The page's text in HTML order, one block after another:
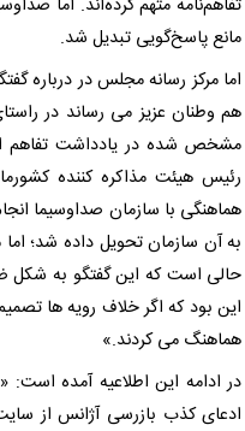
تفاهم‌نامه متهم کرده‌اند. اما
مانع پاسخ‌گویی تبدیل شد.
اما مرکز رسانه مجلس در درباره
هم وطنان عزیز می رساند در
مشخص شده در یادداشت تفاهم
رئیس هیئت مذاکره کننده
به آن سازمان تحویل داده شد؛
حالی است که این گفتگو به شکل
این بود که اگر خلاف رویه ها
هماهنگ می کردند.»
در ادامه این اطلاعیه آمده
ادعای کذب بازرسی آژانس از